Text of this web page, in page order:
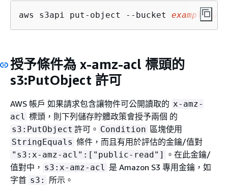
aws s3api put-object --bucket
授予條件為 x-amz-acl 標頭的
s3:PutObject 許可
AWS 帳戶 如果請求包含讓物件可公開讀取的 x-amz-
acl 標頭，則下列儲存貯體政策會授予兩個 的
s3:PutObject 許可。 Condition 區塊使用
StringEquals 條件，而且有用於評估的金鑰/值對
"s3:x-amz-acl":["public-read"]
。在此金鑰/
值對中， s3:x-amz-acl 是 Amazon S3 專用金鑰，如
字首 s3: 所示。